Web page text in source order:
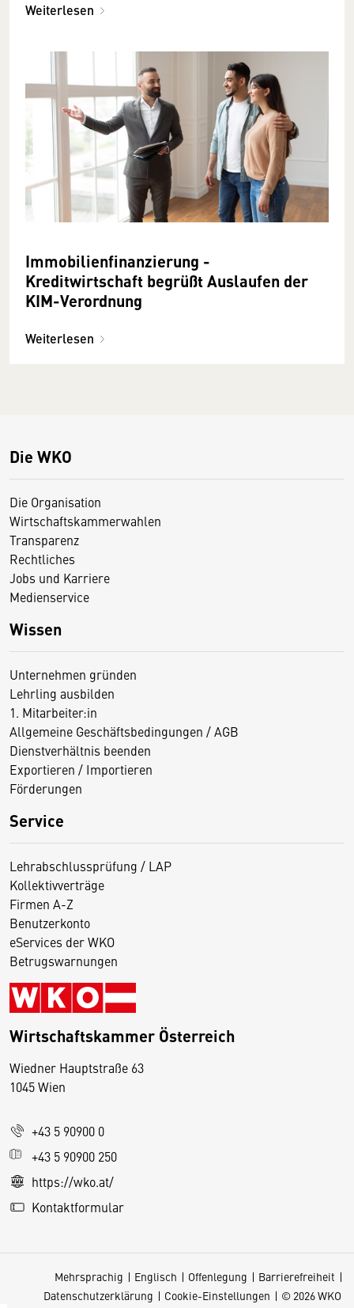
Weiterlesen
Immobilienfinanzierung -
Kreditwirtschaft begrüßt Auslaufen der
KIM-Verordnung
Weiterlesen
Die WKO
Die Organisation
Wirtschaftskammerwahlen
Transparenz
Rechtliches
Jobs und Karriere
Medienservice
Wissen
Unternehmen gründen
Lehrling ausbilden
1. Mitarbeiter:in
Allgemeine Geschäftsbedingungen / AGB
Dienstverhältnis beenden
Exportieren / Importieren
Förderungen
Service
Lehrabschlussprüfung / LAP
Kollektivverträge
Firmen A-Z
Benutzerkonto
eServices der WKO
Betrugswarnungen
Wirtschaftskammer Österreich
Wiedner Hauptstraße 63
1045 Wien
+43 5 90900 0
+43 5 90900 250
https://wko.at/
Kontaktformular
Mehrsprachig Englisch Offenlegung
Barrierefreiheit
Datenschutzerklärung
Cookie-Einstellungen © 2026 WKO
D
s
e
S
e